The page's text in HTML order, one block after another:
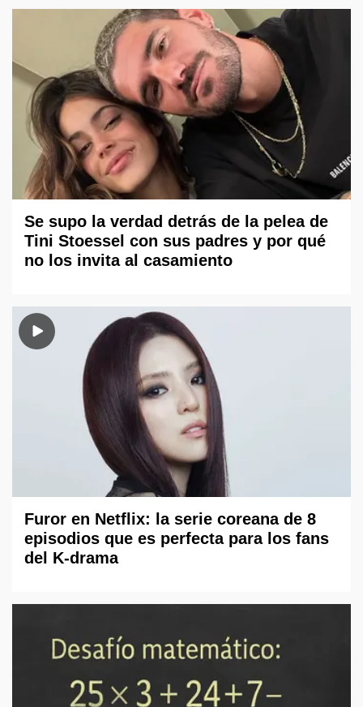
Se supo la verdad detrás de la pelea de
Tini Stoessel con sus padres y por qué
no los invita al casamiento
Furor en Netflix: la serie coreana de 8
episodios que es perfecta para los fans
del K-drama